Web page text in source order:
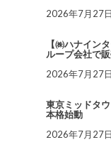
2026年7月27日
【㈱ハナイン
ループ会社で
2026年7月27日
東京ミッドタ
本格始動
2026年7月27日